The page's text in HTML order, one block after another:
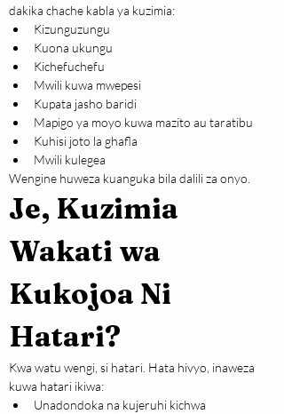
dakika chache kabla ya kuzimia:
Kizunguzungu
Kuona ukungu
Kichefuchefu
Mwili kuwa mwepesi
Kupata jasho baridi
Mapigo ya moyo kuwa mazito au taratibu
Kuhisi joto la ghafla
Mwili kulegea
Wengine huweza kuanguka bila dalili za onyo.
Je, Kuzimia
Wakati wa
Kukojoa Ni
Hatari?
Kwa watu wengi, si hatari. Hata hivyo, inaweza
kuwa hatari ikiwa:
Unadondoka na kujeruhi kichwa